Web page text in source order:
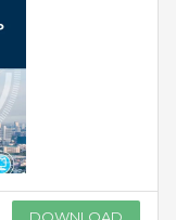
DOWNLOAD